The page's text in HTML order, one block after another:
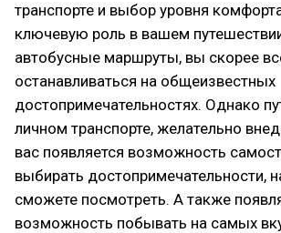
транспорте и выбор уровня
ключевую роль в вашем
автобусные маршруты, вы скорее
останавливаться на общеизвестных
достопримечательностях. Однако
личном транспорте, желательно
вас появляется возможность
выбирать достопримечательности,
сможете посмотреть. А также
возможность побывать на самых